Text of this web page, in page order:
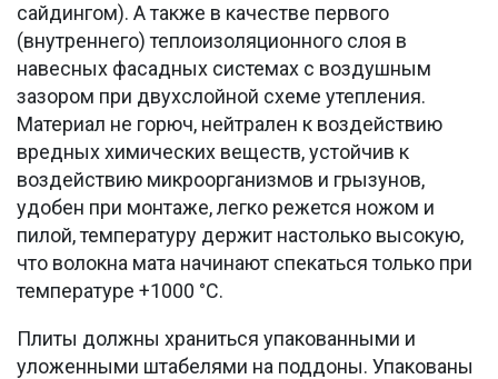
сайдингом). А также в качестве первого
(внутреннего) теплоизоляционного слоя в
навесных фасадных системах с воздушным
зазором при двухслойной схеме утепления.
Материал не горюч, нейтрален к воздействию
вредных химических веществ, устойчив к
воздействию микроорганизмов и грызунов,
удобен при монтаже, легко режется ножом и
пилой, температуру держит настолько высокую,
что волокна мата начинают спекаться только при
температуре +1000 °С.
Плиты должны храниться упакованными и
уложенными штабелями на поддоны. Упакованы